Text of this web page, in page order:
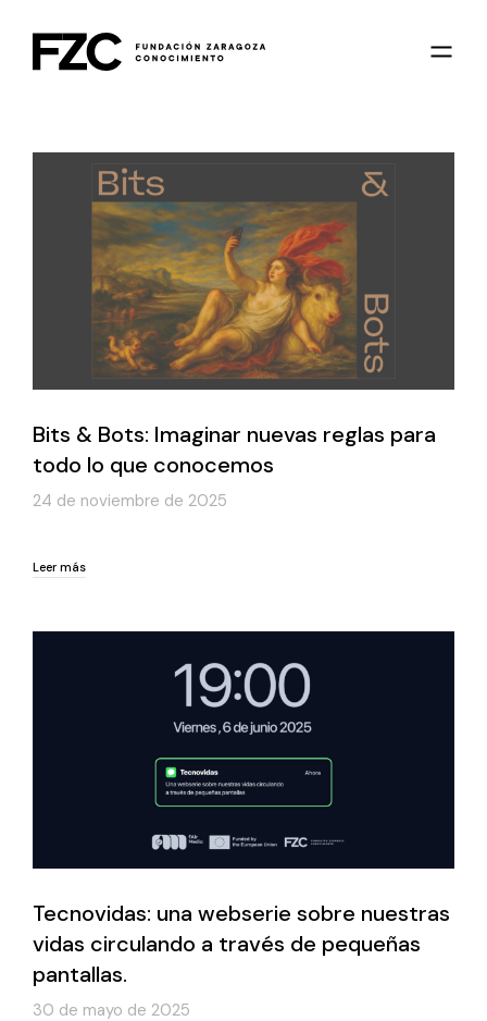
Bits & Bots: Imaginar nuevas reglas para
todo lo que conocemos
24 de noviembre de 2025
Leer más
Tecnovidas: una webserie sobre nuestras
vidas circulando a través de pequeñas
pantallas.
30 de mayo de 2025